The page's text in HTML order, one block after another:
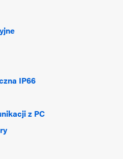
IP66
z PC